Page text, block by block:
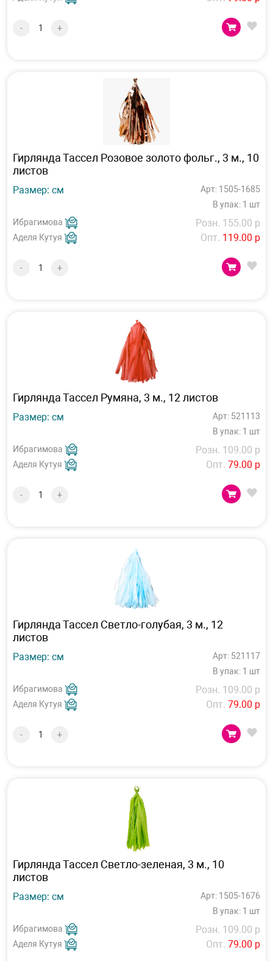
- +
Гирлянда Тассел Розовое золото фольг., 3 м., 10
листов
Размер: см
Арт: 1505-1685
В упак: 1 шт
Ибрагимова
Аделя Кутуя
Розн. 155.00 р
Опт. 119.00 р
- +
Гирлянда Тассел Румяна, 3 м., 12 листов
Размер: см
Арт: 521113
В упак: 1 шт
Ибрагимова
Аделя Кутуя
Розн. 109.00 р
Опт. 79.00 р
- +
Гирлянда Тассел Светло-голубая, 3 м., 12
листов
Размер: см
Арт: 521117
В упак: 1 шт
Ибрагимова
Аделя Кутуя
Розн. 109.00 р
Опт. 79.00 р
- +
Гирлянда Тассел Светло-зеленая, 3 м., 10
листов
Размер: см
Арт: 1505-1676
В упак: 1 шт
Ибрагимова
Аделя Кутуя
Розн. 109.00 р
Опт. 79.00 р